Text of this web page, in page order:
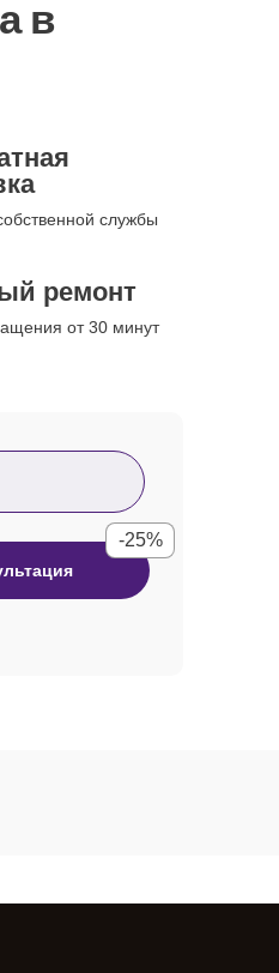
в
службы
ремонт
от 30 минут
-25%